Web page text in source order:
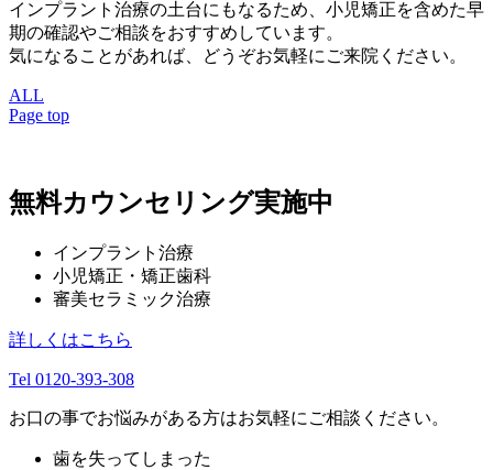
インプラント治療の土台にもなるため、小児矯正を含めた早
期の確認やご相談をおすすめしています。
気になることがあれば、どうぞお気軽にご来院ください。
ALL
Page top
無料カウンセリング実施中
インプラント治療
小児矯正・矯正歯科
審美セラミック治療
詳しくはこちら
Tel 0120-393-308
お口の事でお悩みがある方はお気軽にご相談ください。
歯を失ってしまった